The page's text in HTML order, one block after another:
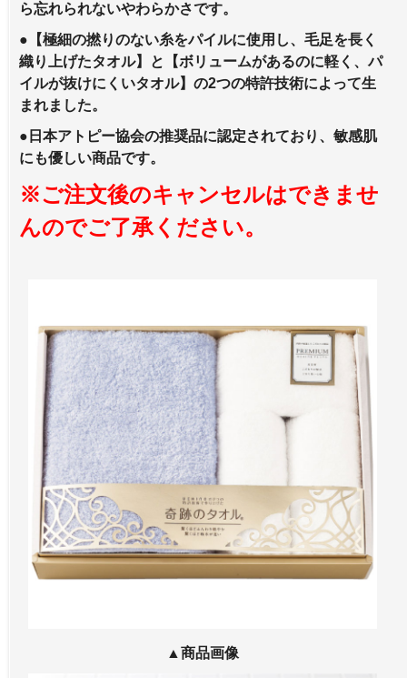
ら忘れられないやわらかさです。
●【極細の撚りのない糸をパイルに使用し、毛足を長く
織り上げたタオル】と【ボリュームがあるのに軽く、パ
イルが抜けにくいタオル】の2つの特許技術によって生
まれました。
●日本アトピー協会の推奨品に認定されており、敏感肌
にも優しい商品です。
※ご注文後のキャンセルはできませ
んのでご了承ください。
▲商品画像